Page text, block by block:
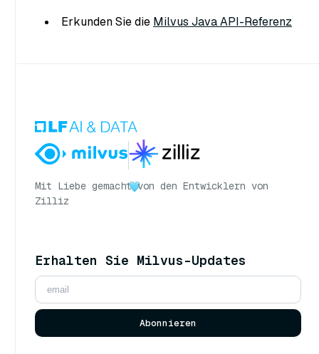
Erkunden Sie die Milvus Java API-Referenz
Mit Liebe gemacht von den Entwicklern von
Zilliz
Erhalten Sie Milvus-Updates
Abonnieren